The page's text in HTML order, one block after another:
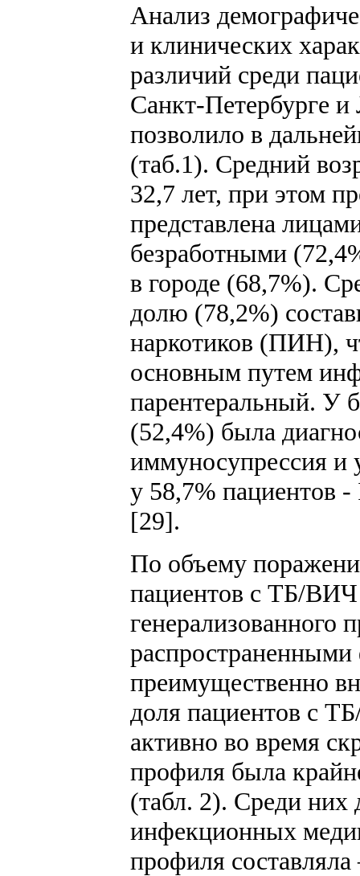
Анализ
и клинических
различий среди
Санкт-Петербурге и
позволило в
(таб.1). Средний
32,7 лет, при этом
представлена
безработными
в городе (68,7%).
долю (78,2%)
наркотиков (ПИН),
основным путем
парентеральный. У
(52,4%) была
иммуносупрессия и
у 58,7%
[29].
По объему
пациентов с ТБ/
генерализованного
преимущественно
доля пациентов с
активно во время
профиля была
(табл. 2). Среди них
инфекционных
профиля